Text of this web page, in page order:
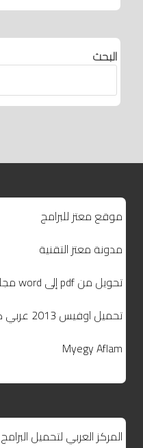
البحث
موقع معتز للبرامج
مدونة معتز التقنية
تحويل من pdf إلى word مجانًا
تحميل اوفيس 2013 عربي كامل مضغوط
Myegy Aflam
المركز العربي لتحميل البرامج